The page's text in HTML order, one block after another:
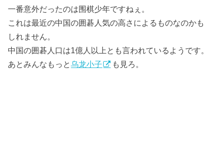
一番意外だったのは围棋少年ですねぇ。
これは最近の中国の囲碁人気の高さによるものなのかも
しれません。
中国の囲碁人口は1億人以上とも言われているようです。
あとみんなもっと乌龙小子 も見ろ。